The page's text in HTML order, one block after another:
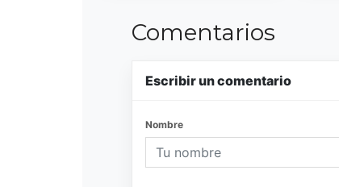
Comentarios
Escribir un comentario
Nombre